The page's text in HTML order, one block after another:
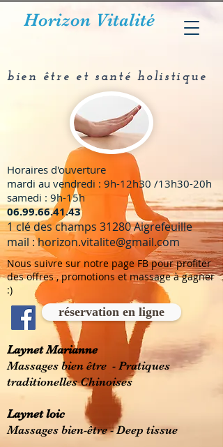
Horizon Vitalité
bien être et santé holistique
Horaires d'ouverture
mardi au vendredi : 9h-12h30 /13h30-20h
samedi : 9h-15h
​06.99.66.41.43
1 clé des champs 31280 Aigrefeuille
mail :horizon.vitalite@gmail.com
Nous suivre sur notre page FB pour profiter
des offres , promotions et massage à gagner
:)
réservation en ligne
Laynet Marianne
Massages bien être - Pratiques
traditionelles Chinoises
Laynet loic
Massages bien-être - Deep tissue